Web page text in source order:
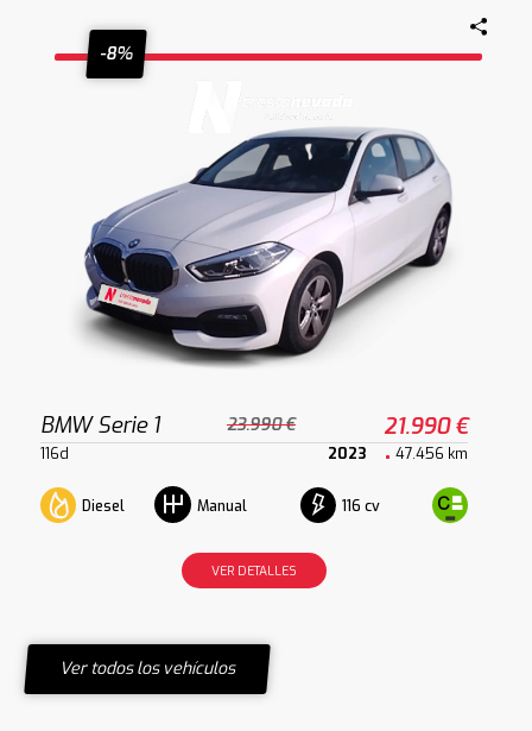
-8%
BMW Serie 1 23.990 € 21.990 €
116d 2023 47.456 km
Diesel Manual 116 cv
VER DETALLES
Ver todos los vehículos